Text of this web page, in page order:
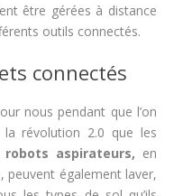
être gérées à distance
outils connectés.
connectés
nous pendant que l’on
la révolution 2.0 que les
robots aspirateurs, en
peuvent également laver,